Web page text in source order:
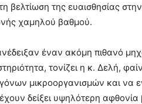
βελτίωση της ευαισθησίας
χαμηλού βαθμού.
έναν ακόμη πιθανό
τονίζει η κ. Δελή,
μικροοργανισμών και να
έχουν δείξει υψηλότερη